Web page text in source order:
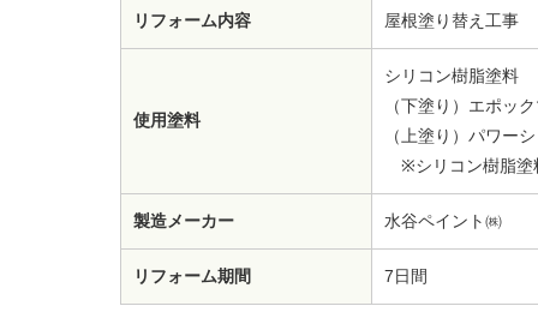
リフォーム内容 屋根塗り替え工事
使用塗料
シリコン樹脂塗料
（下塗り）エポッ
（上塗り）パワー
※シリコン樹脂塗
製造メーカー 水谷ペイント㈱
リフォーム期間 7日間